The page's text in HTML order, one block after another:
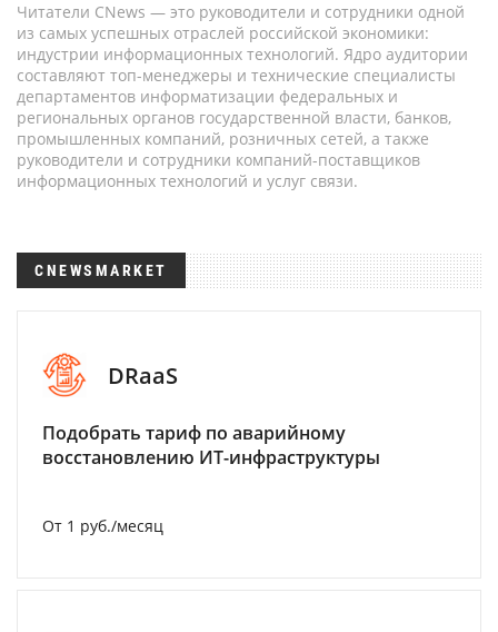
Читатели CNews — это руководители и сотрудники одной
из самых успешных отраслей российской экономики:
индустрии информационных технологий. Ядро аудитории
составляют топ-менеджеры и технические специалисты
департаментов информатизации федеральных и
региональных органов государственной власти, банков,
промышленных компаний, розничных сетей, а также
руководители и сотрудники компаний-поставщиков
информационных технологий и услуг связи.
CNEWSMARKET
DRaaS
Подобрать тариф по аварийному
восстановлению ИТ-инфраструктуры
От 1 руб./месяц